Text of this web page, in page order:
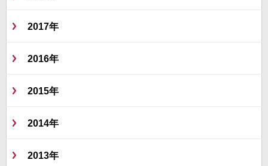
2017年
2016年
2015年
2014年
2013年